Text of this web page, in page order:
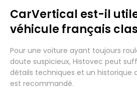
CarVertical est-il
véhicule français
Pour une voiture ayant toujours
doute suspicieux, Histovec peut
détails techniques et un historique
est recommandé.